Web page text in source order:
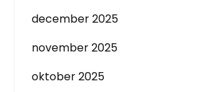
december 2025
november 2025
oktober 2025